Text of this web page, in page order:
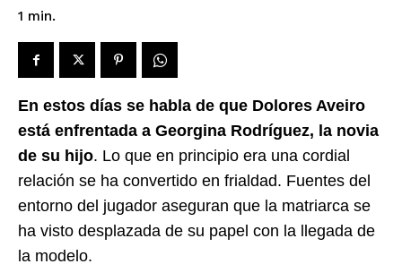
1 min.
En estos días se habla de que Dolores Aveiro
está enfrentada a Georgina Rodríguez, la novia
de su hijo. Lo que en principio era una cordial
relación se ha convertido en frialdad. Fuentes del
entorno del jugador aseguran que la matriarca se
ha visto desplazada de su papel con la llegada de
la modelo.